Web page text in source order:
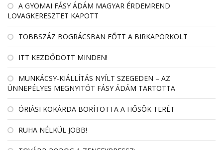
A GYOMAI FÁSY ÁDÁM MAGYAR ÉRDEMREND
LOVAGKERESZTET KAPOTT
TÖBBSZÁZ BOGRÁCSBAN FŐTT A BIRKAPÖRKÖLT
ITT KEZDŐDÖTT MINDEN!
MUNKÁCSY-KIÁLLÍTÁS NYÍLT SZEGEDEN – AZ
ÜNNEPÉLYES MEGNYITÓT FÁSY ÁDÁM TARTOTTA
ÓRIÁSI KOKÁRDA BORÍTOTTA A HŐSÖK TERÉT
RUHA NÉLKÜL JOBB!